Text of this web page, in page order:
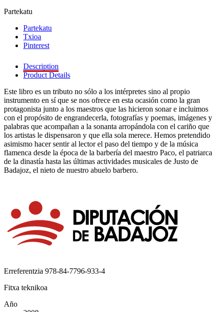
Partekatu
Partekatu
Txioa
Pinterest
Description
Product Details
Este libro es un tributo no sólo a los intérpretes sino al propio
instrumento en sí que se nos ofrece en esta ocasión como la gran
protagonista junto a los maestros que las hicieron sonar e incluimos
con el propósito de engrandecerla, fotografías y poemas, imágenes y
palabras que acompañan a la sonanta arropándola con el cariño que
los artistas le dispensaron y que ella sola merece. Hemos pretendido
asimismo hacer sentir al lector el paso del tiempo y de la música
flamenca desde la época de la barbería del maestro Paco, el patriarca
de la dinastía hasta las últimas actividades musicales de Justo de
Badajoz, el nieto de nuestro abuelo barbero.
Erreferentzia 978-84-7796-933-4
Fitxa teknikoa
Año